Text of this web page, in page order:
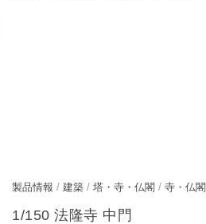
製品情報 / 建築 / 塔・寺・仏閣 / 寺・仏閣
1/150 法隆寺 中門